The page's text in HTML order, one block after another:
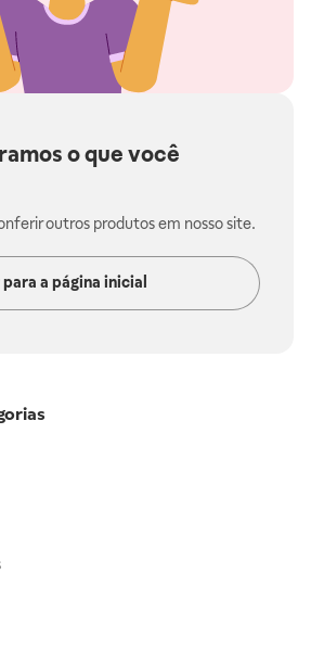
o que você
outros produtos em nosso site.
para a página inicial